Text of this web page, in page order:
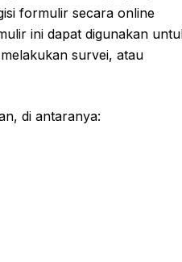
formulir secara online
ini dapat digunakan
survei, atau
di antaranya: